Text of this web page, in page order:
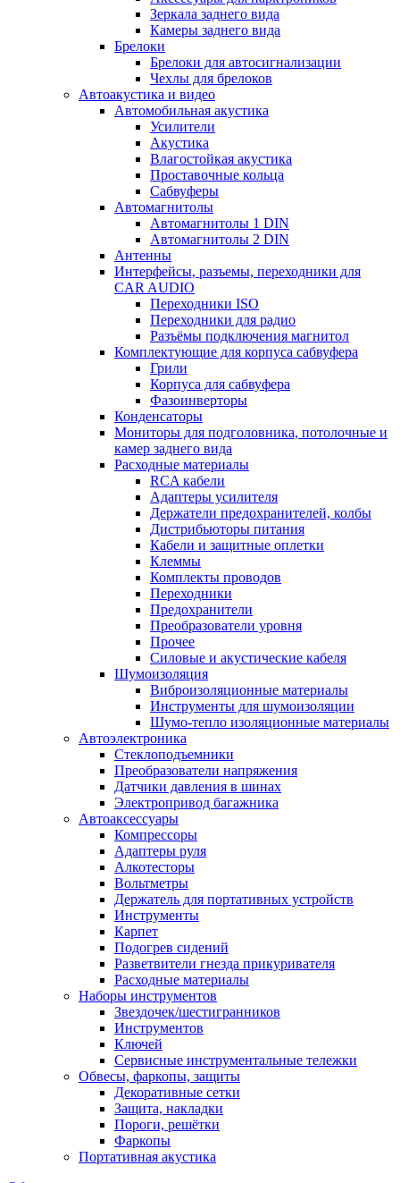
Зеркала заднего вида
Камеры заднего вида
Брелоки
Брелоки для автосигнализации
Чехлы для брелоков
Автоакустика и видео
Автомобильная акустика
Усилители
Акустика
Влагостойкая акустика
Проставочные кольца
Сабвуферы
Автомагнитолы
Автомагнитолы 1 DIN
Автомагнитолы 2 DIN
Антенны
Интерфейсы, разъемы, переходники для
CAR AUDIO
Переходники ISO
Переходники для радио
Разъёмы подключения магнитол
Комплектующие для корпуса сабвуфера
Грили
Корпуса для сабвуфера
Фазоинверторы
Конденсаторы
Мониторы для подголовника, потолочные и
камер заднего вида
Расходные материалы
RCA кабели
Адаптеры усилителя
Держатели предохранителей, колбы
Дистрибьюторы питания
Кабели и защитные оплетки
Клеммы
Комплекты проводов
Переходники
Предохранители
Преобразователи уровня
Прочее
Силовые и акустические кабеля
Шумоизоляция
Виброизоляционные материалы
Инструменты для шумоизоляции
Шумо-тепло изоляционные материалы
Автоэлектроника
Стеклоподъемники
Преобразователи напряжения
Датчики давления в шинах
Электропривод багажника
Автоаксессуары
Компрессоры
Адаптеры руля
Алкотесторы
Вольтметры
Держатель для портативных устройств
Инструменты
Карпет
Подогрев сидений
Разветвители гнезда прикуривателя
Расходные материалы
Наборы инструментов
Звездочек/шестигранников
Инструментов
Ключей
Сервисные инструментальные тележки
Обвесы, фаркопы, защиты
Декоративные сетки
Защита, накладки
Пороги, решётки
Фаркопы
Портативная акустика